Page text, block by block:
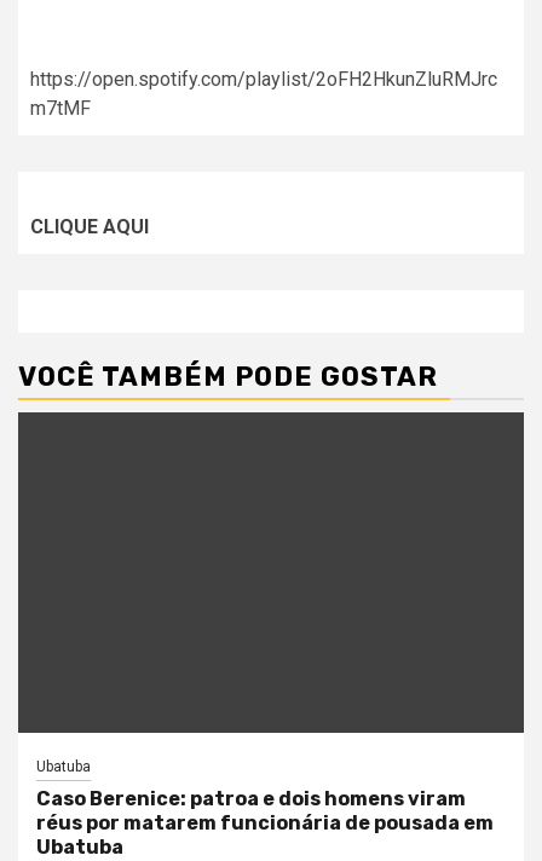
https://open.spotify.com/playlist/2oFH2HkunZluRMJrc
m7tMF
CLIQUE AQUI
VOCÊ TAMBÉM PODE GOSTAR
Ubatuba
Caso Berenice: patroa e dois homens viram
réus por matarem funcionária de pousada em
Ubatuba